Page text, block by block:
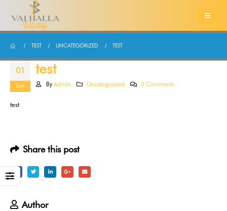
TEST UNCATEGORIZED TEST
01
Jun
test
By Admin Uncategorized 0 Comments
test
Share this post
Author